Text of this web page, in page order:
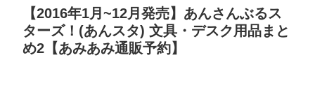
【2016年1月~12月発売】あんさんぶるス
ターズ！(あんスタ) 文具・デスク用品まと
め2【あみあみ通販予約】